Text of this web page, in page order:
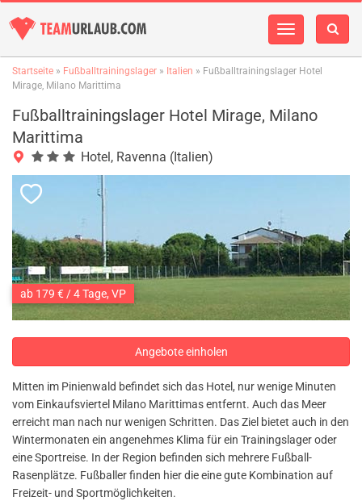
Navigation
Startseite » Fußballtrainingslager » Italien » Fußballtrainingslager Hotel
Mirage, Milano Marittima
Fußballtrainingslager Hotel Mirage, Milano
Marittima
Hotel, Ravenna (Italien)
ab 179 € / 4 Tage, VP
Angebote einholen
Mitten im Pinienwald befindet sich das Hotel, nur wenige Minuten
vom Einkaufsviertel Milano Marittimas entfernt. Auch das Meer
erreicht man nach nur wenigen Schritten. Das Ziel bietet auch in den
Wintermonaten ein angenehmes Klima für ein Trainingslager oder
eine Sportreise. In der Region befinden sich mehrere Fußball-
Rasenplätze. Fußballer finden hier die eine gute Kombination auf
Freizeit- und Sportmöglichkeiten.